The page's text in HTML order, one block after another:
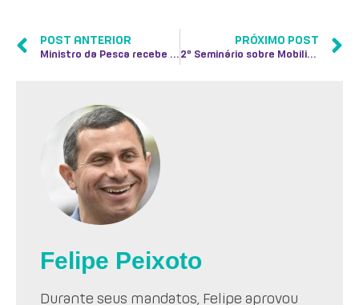
POST ANTERIOR
Ministro da Pesca recebe o secretário Felipe Peixoto em seu gabinete em Brasília
PRÓXIMO POST
2º Seminário sobre Mobilidade Urbana Sustentável de Niterói
Felipe Peixoto
Durante seus mandatos, Felipe aprovou